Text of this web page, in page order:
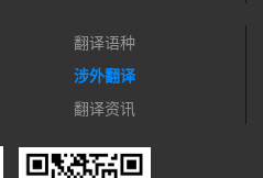
翻译语种
涉外翻译
翻译资讯